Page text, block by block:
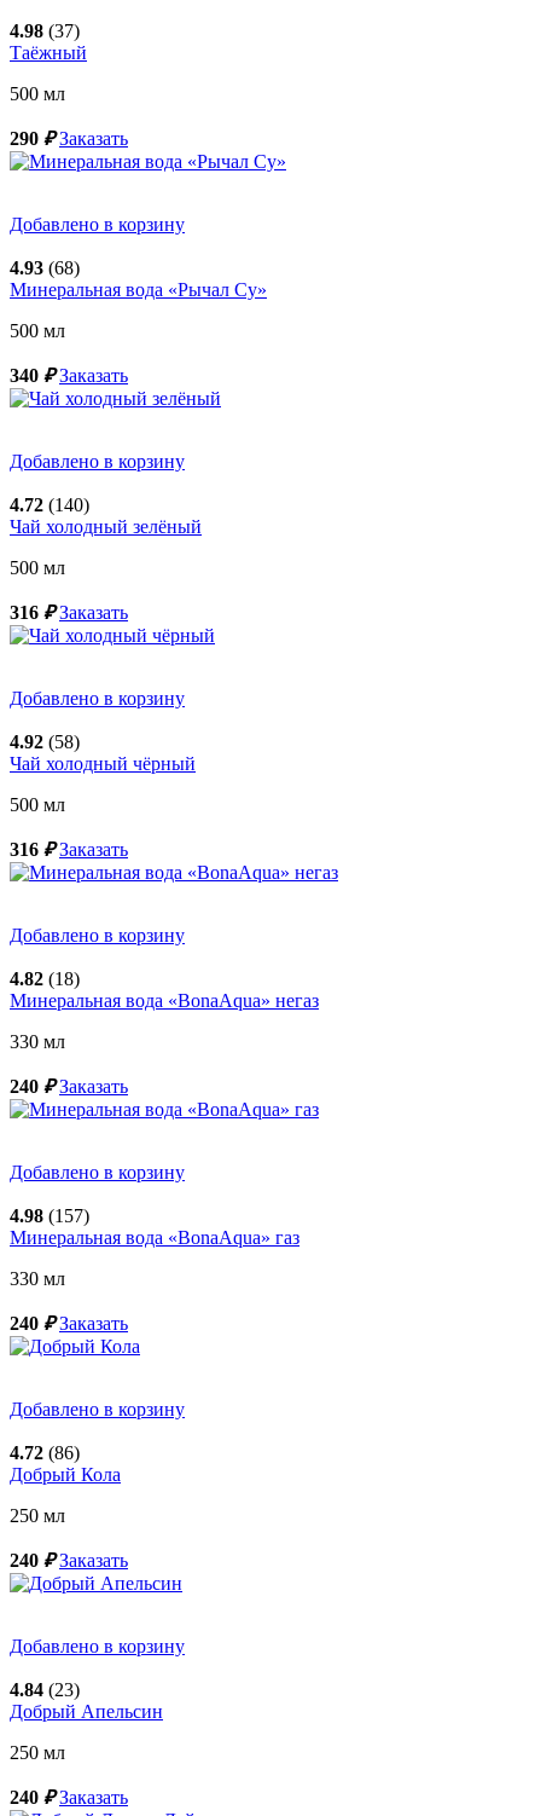
4.98 (37)
Таёжный
500 мл
290 ₽ Заказать
Добавлено в корзину
4.93 (68)
Минеральная вода «Рычал Су»
500 мл
340 ₽ Заказать
Добавлено в корзину
4.72 (140)
Чай холодный зелёный
500 мл
316 ₽ Заказать
Добавлено в корзину
4.92 (58)
Чай холодный чёрный
500 мл
316 ₽ Заказать
Добавлено в корзину
4.82 (18)
Минеральная вода «BonaAqua» негаз
330 мл
240 ₽ Заказать
Добавлено в корзину
4.98 (157)
Минеральная вода «BonaAqua» газ
330 мл
240 ₽ Заказать
Добавлено в корзину
4.72 (86)
Добрый Кола
250 мл
240 ₽ Заказать
Добавлено в корзину
4.84 (23)
Добрый Апельсин
250 мл
240 ₽ Заказать